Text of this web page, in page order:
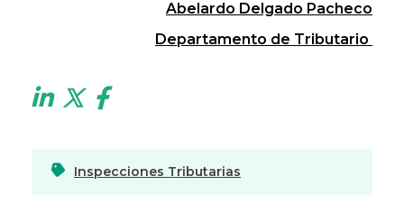
Abelardo Delgado Pacheco
Departamento de Tributario
Inspecciones Tributarias